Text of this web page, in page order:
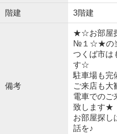
階建 3階建
備考
★☆お部屋
№１☆★の
つくば市は
す☆
駐車場も完
ご来店も大
電車でのご
致します★
お部屋探し
話を♪